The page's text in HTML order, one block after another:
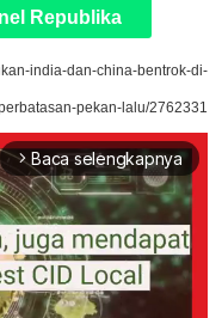
Republika
india-dan-china-bentrok-di-
pekan-lalu/2762331
arrow_forward_ios Baca selengkapnya